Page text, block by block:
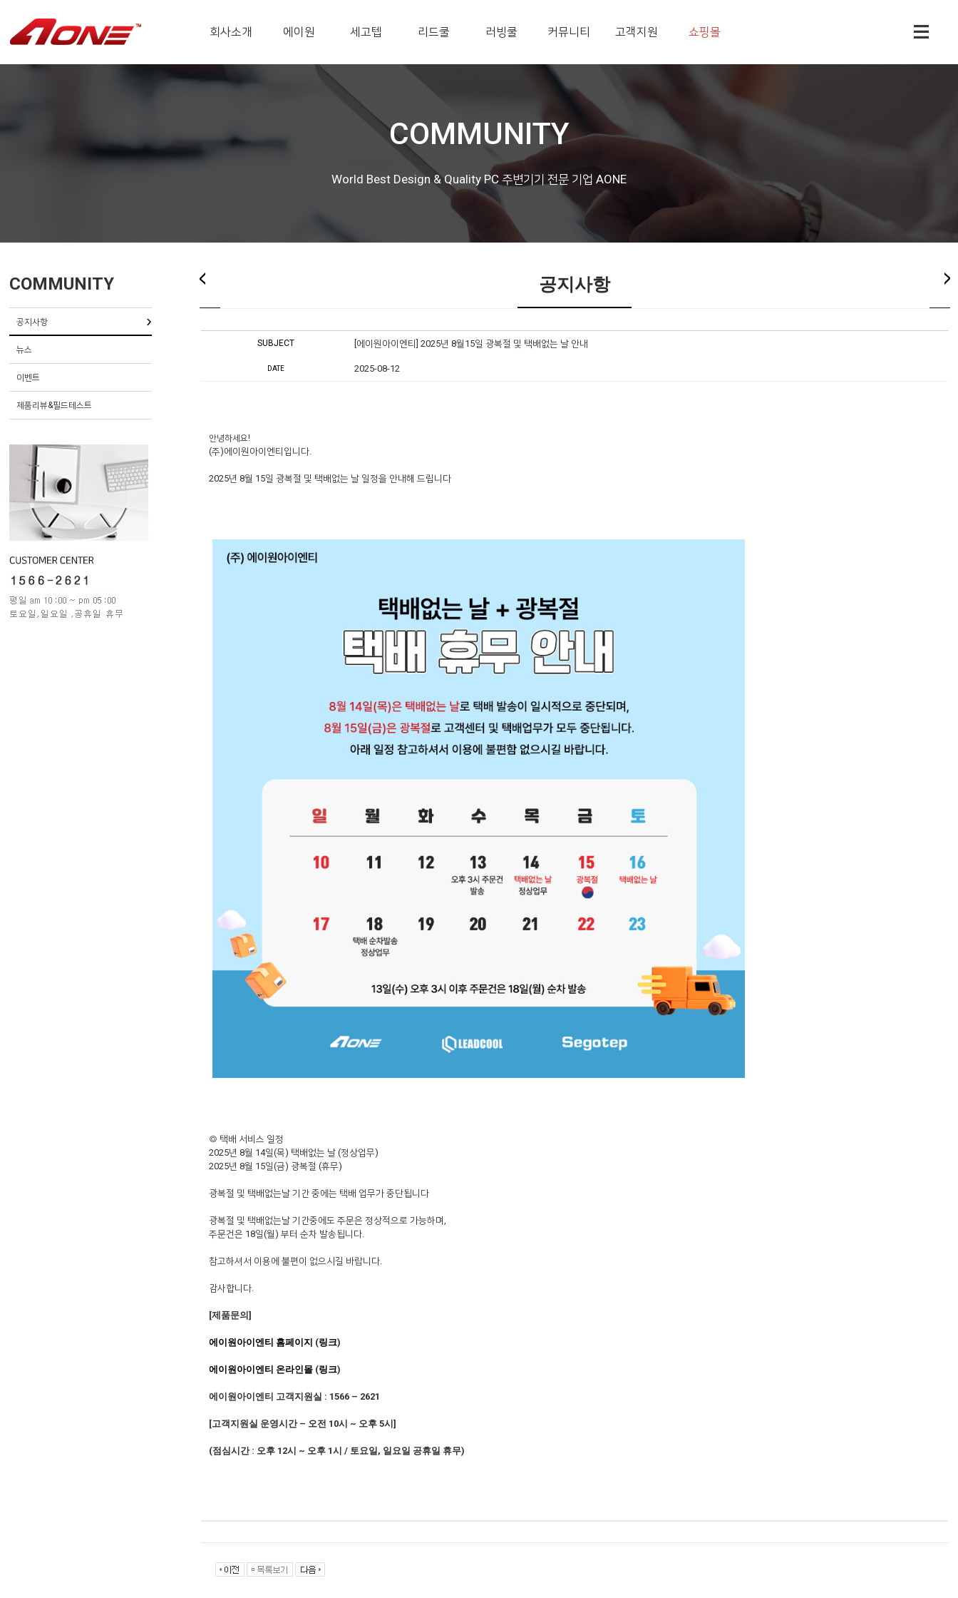
회사소개 에이원 세고텝 리드쿨 러빙쿨 커뮤니티 고객지원 쇼핑몰
COMMUNITY
World Best Design & Quality PC 주변기기 전문 기업 AONE
COMMUNITY
공지사항
뉴스
이벤트
제품리뷰&필드테스트
공지사항
SUBJECT [에이원아이엔티] 2025년 8월15일 광복절 및 택배없는 날 안내
DATE 2025-08-12
안녕하세요!
(주)에이원아이엔티입니다.
2025년 8월 15일 광복절 및 택배없는 날 일정을 안내해 드립니다
◎ 택배 서비스 일정
2025년 8월 14일(목) 택배없는 날(정상업무)
2025년 8월 15일(금) 광복절 (휴무)
광복절 및 택배없는날 기간 중에는 택배 업무가 중단됩니다
광복절 및 택배없는날 기간중에도 주문은 정상적으로 가능하며 ,
주문건은 18일(월) 부터 순차 발송됩니다.
참고하셔서 이용에 불편이 없으시길 바랍니다.
감사합니다.
[제품문의 ]
에이원아이엔티 홈페이지 (링크)
에이원아이엔티 온라인몰(링크)
에이원아이엔티 고객지원실 : 1566 – 2621
[고객지원실 운영시간 – 오전 10시 ~ 오후5시 ]
(점심시간: 오후12시 ~ 오후1시 / 토요일, 일요일 공휴일 휴무)